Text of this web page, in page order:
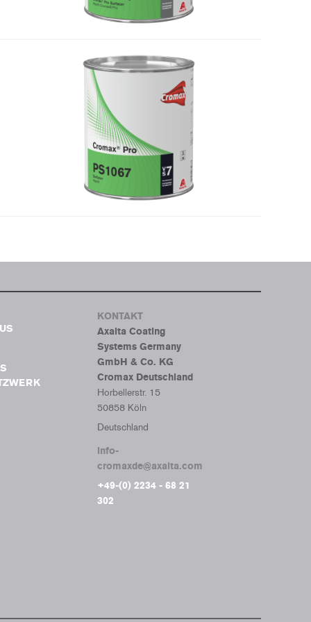
KONTAKT
Axalta Coating
Systems Germany
GmbH & Co. KG
Cromax Deutschland
Horbellerstr. 15
50858 Köln
Deutschland
info-
cromaxde@axalta.com
+49-(0) 2234 - 68 21
302